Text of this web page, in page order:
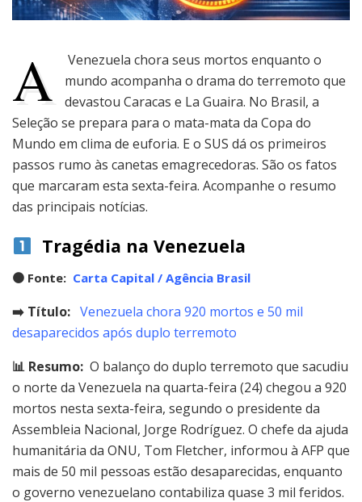
A
Venezuela chora seus mortos enquanto o
mundo acompanha o drama do terremoto que
devastou Caracas e La Guaira. No Brasil, a
Seleção se prepara para o mata-mata da Copa do
Mundo em clima de euforia. E o SUS dá os primeiros
passos rumo às canetas emagrecedoras. São os fatos
que marcaram esta sexta-feira. Acompanhe o resumo
das principais notícias.
Tragédia na Venezuela
🟠 Fonte: Carta Capital / Agência Brasil
➡️ Título: Venezuela chora 920 mortos e 50 mil
desaparecidos após duplo terremoto
📊 Resumo: O balanço do duplo terremoto que sacudiu
o norte da Venezuela na quarta-feira (24) chegou a 920
mortos nesta sexta-feira, segundo o presidente da
Assembleia Nacional, Jorge Rodríguez. O chefe da ajuda
humanitária da ONU, Tom Fletcher, informou à AFP que
mais de 50 mil pessoas estão desaparecidas, enquanto
o governo venezuelano contabiliza quase 3 mil feridos.